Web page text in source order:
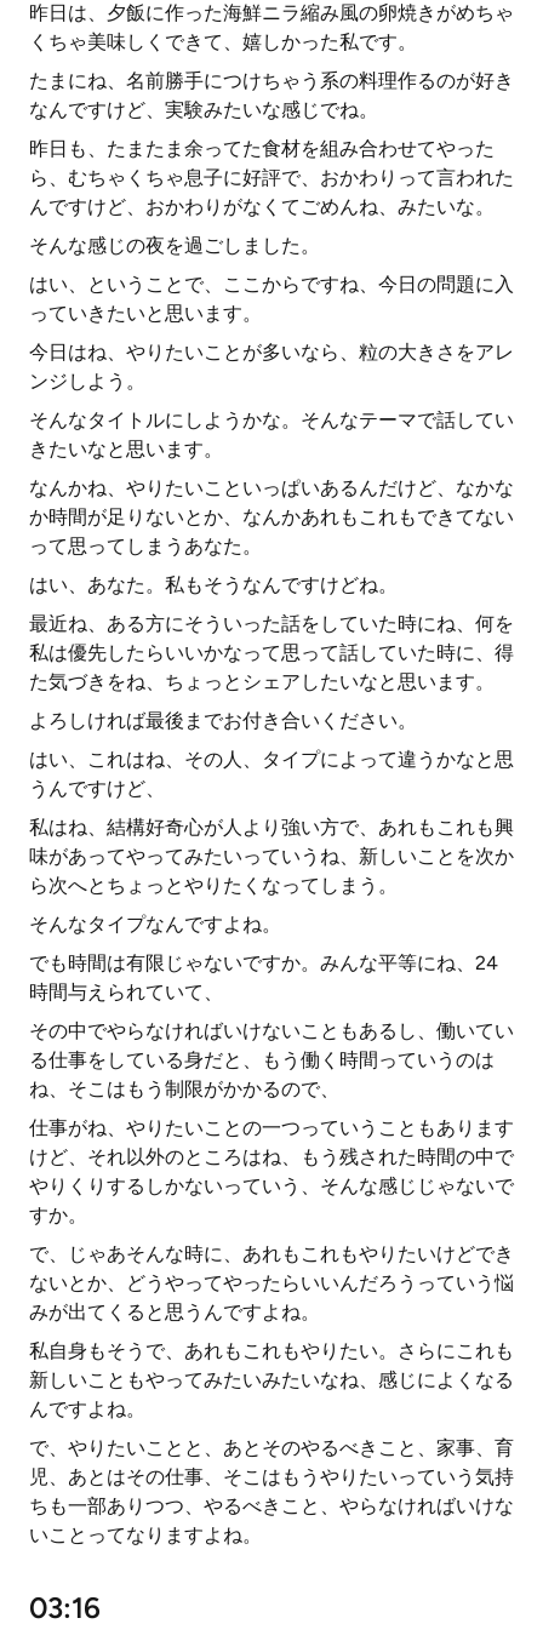
昨日は、夕飯に作った海鮮ニラ縮み風の卵焼きがめちゃ
くちゃ美味しくできて、嬉しかった私です。
たまにね、名前勝手につけちゃう系の料理作るのが好き
なんですけど、実験みたいな感じでね。
昨日も、たまたま余ってた食材を組み合わせてやった
ら、むちゃくちゃ息子に好評で、おかわりって言われた
んですけど、おかわりがなくてごめんね、みたいな。
そんな感じの夜を過ごしました。
はい、ということで、ここからですね、今日の問題に入
っていきたいと思います。
今日はね、やりたいことが多いなら、粒の大きさをアレ
ンジしよう。
そんなタイトルにしようかな。そんなテーマで話してい
きたいなと思います。
なんかね、やりたいこといっぱいあるんだけど、なかな
か時間が足りないとか、なんかあれもこれもできてない
って思ってしまうあなた。
はい、あなた。私もそうなんですけどね。
最近ね、ある方にそういった話をしていた時にね、何を
私は優先したらいいかなって思って話していた時に、得
た気づきをね、ちょっとシェアしたいなと思います。
よろしければ最後までお付き合いください。
はい、これはね、その人、タイプによって違うかなと思
うんですけど、
私はね、結構好奇心が人より強い方で、あれもこれも興
味があってやってみたいっていうね、新しいことを次か
ら次へとちょっとやりたくなってしまう。
そんなタイプなんですよね。
でも時間は有限じゃないですか。みんな平等にね、24
時間与えられていて、
その中でやらなければいけないこともあるし、働いてい
る仕事をしている身だと、もう働く時間っていうのは
ね、そこはもう制限がかかるので、
仕事がね、やりたいことの一つっていうこともあります
けど、それ以外のところはね、もう残された時間の中で
やりくりするしかないっていう、そんな感じじゃないで
すか。
で、じゃあそんな時に、あれもこれもやりたいけどでき
ないとか、どうやってやったらいいんだろうっていう悩
みが出てくると思うんですよね。
私自身もそうで、あれもこれもやりたい。さらにこれも
新しいこともやってみたいみたいなね、感じによくなる
んですよね。
で、やりたいことと、あとそのやるべきこと、家事、育
児、あとはその仕事、そこはもうやりたいっていう気持
ちも一部ありつつ、やるべきこと、やらなければいけな
いことってなりますよね。
03:16